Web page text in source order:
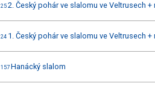
25 2. Český pohár ve slalomu ve Veltrusech
24 1. Český pohár ve slalomu ve Veltrusech
157 Hanácký slalom